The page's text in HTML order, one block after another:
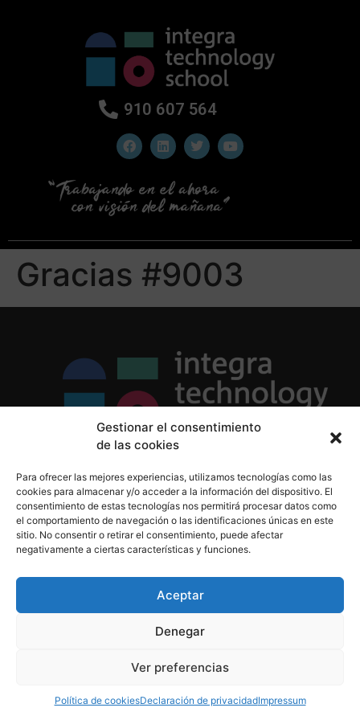
Gestionar el consentimiento
de las cookies
Para ofrecer las mejores experiencias, utilizamos tecnologías como las
cookies para almacenar y/o acceder a la información del dispositivo. El
consentimiento de estas tecnologías nos permitirá procesar datos como
el comportamiento de navegación o las identificaciones únicas en este
sitio. No consentir o retirar el consentimiento, puede afectar
negativamente a ciertas características y funciones.
Aceptar
Denegar
Ver preferencias
Política de cookiesDeclaración de privacidadImpressum
910 607 564
Gracias #9003
Política de Cookies
Aviso Legal
910 607 564
derechos reservados